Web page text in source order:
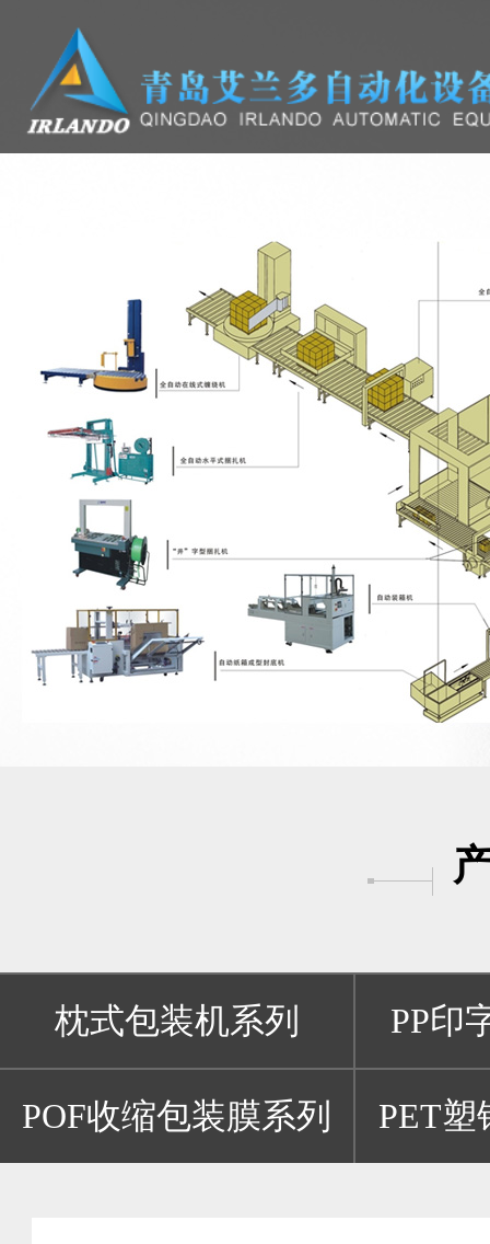
枕式包装机系列 PP印
POF收缩包装膜系列 PET